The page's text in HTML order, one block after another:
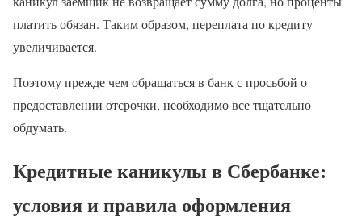
платить обязан. Таким образом, переплата по кредиту
увеличивается.
Поэтому прежде чем обращаться в банк с просьбой о
предоставлении отсрочки, необходимо все тщательно
обдумать.
Кредитные каникулы в Сбербанке:
условия и правила оформления